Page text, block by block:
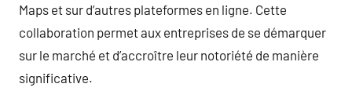
Maps et sur d’autres plateformes en ligne. Cette
collaboration permet aux entreprises de se démarquer
sur le marché et d’accroître leur notoriété de manière
significative.